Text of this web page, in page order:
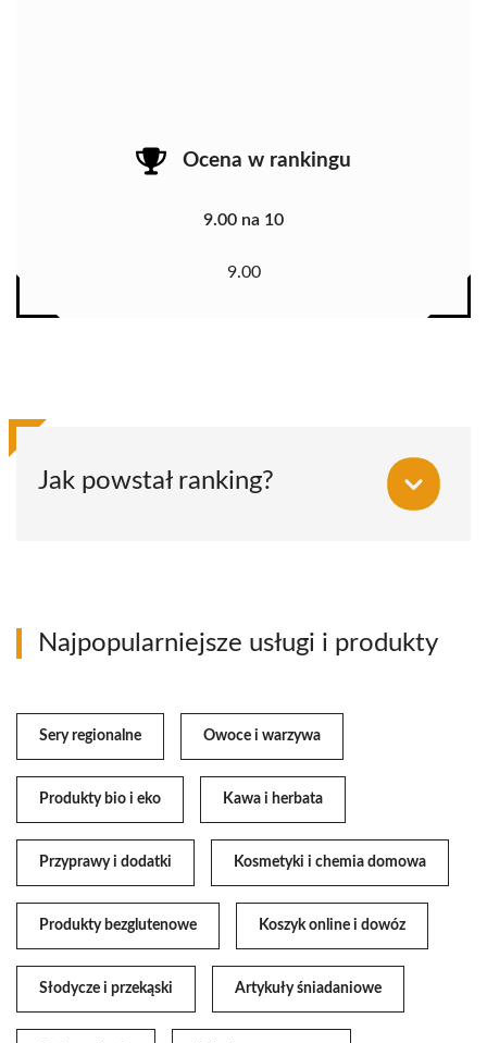
Ocena w rankingu
9.00 na 10
9.00
Jak powstał ranking?
Najpopularniejsze usługi i produkty
Sery regionalne Owoce i warzywa
Produkty bio i eko Kawa i herbata
Przyprawy i dodatki Kosmetyki i chemia domowa
Produkty bezglutenowe Koszyk online i dowóz
Słodycze i przekąski Artykuły śniadaniowe